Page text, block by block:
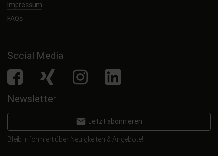
Impressum
FAQs
Social Media
facebook Xing Instagram LinkedIn
Newsletter
email Jetzt abonnieren
Bleib informiert über Neuigkeiten & Angebote!